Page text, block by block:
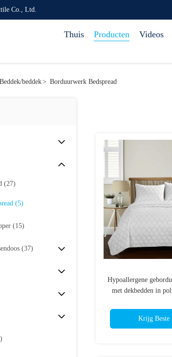
Co., Ltd.
Thuis Producten Videos
Beddek/beddek> Borduurwerk Bedspread
(27)
(5)
(15)
(37)
Hypoallergene
met dekbedden in
Krijg Beste